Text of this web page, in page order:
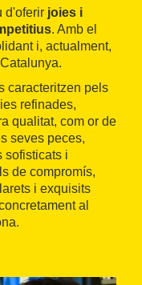
d'oferir joies i
. Amb el
i, actualment,
caracteritzen pels
refinades,
qualitat, com or de
seves peces,
sofisticats i
de compromís,
i exquisits
al